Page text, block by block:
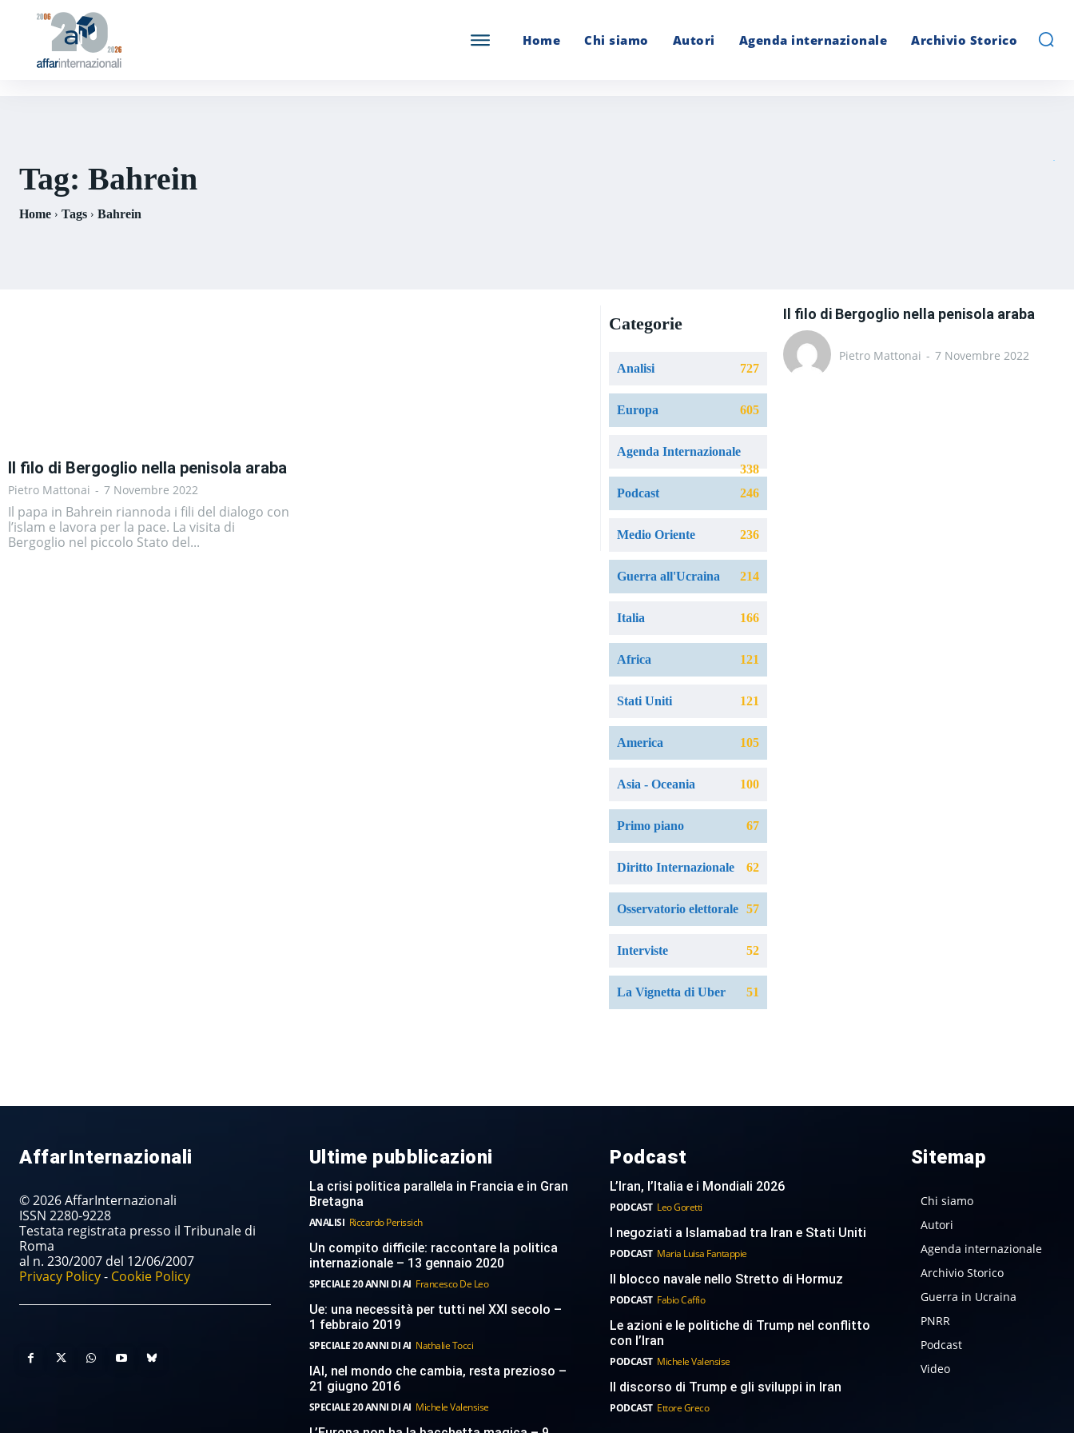
Home Chi siamo Autori Agenda internazionale Archivio Storico
Tag: Bahrein
Home Tags Bahrein
Il filo di Bergoglio nella penisola araba
Pietro Mattonai - 7 Novembre 2022
Il papa in Bahrein riannoda i fili del dialogo con
l’islam e lavora per la pace. La visita di
Bergoglio nel piccolo Stato del...
Categorie
Analisi 727
Europa 605
Agenda Internazionale
338
Podcast
246
Medio Oriente 236
Guerra all'Ucraina 214
Italia 166
Africa 121
Stati Uniti 121
America 105
Asia - Oceania 100
Primo piano 67
Diritto Internazionale 62
Osservatorio elettorale 57
Interviste 52
La Vignetta di Uber 51
Il filo di Bergoglio nella penisola araba
Pietro Mattonai - 7 Novembre 2022
AffarInternazionali
© 2026 AffarInternazionali
ISSN 2280-9228
Testata registrata presso il Tribunale di
Roma
al n. 230/2007 del 12/06/2007
Privacy Policy- Cookie Policy
Ultime pubblicazioni
La crisi politica parallela in Francia e in Gran
Bretagna
ANALISI Riccardo Perissich
Un compito difficile: raccontare la politica
internazionale – 13 gennaio 2020
SPECIALE 20 ANNI DI AI Francesco De Leo
Ue: una necessità per tutti nel XXI secolo –
1 febbraio 2019
SPECIALE 20 ANNI DI AI Nathalie Tocci
IAI, nel mondo che cambia, resta prezioso –
21 giugno 2016
SPECIALE 20 ANNI DI AI Michele Valensise
Podcast
L’Iran, l’Italia e i Mondiali 2026
PODCAST Leo Goretti
I negoziati a Islamabad tra Iran e Stati Uniti
PODCAST Maria Luisa Fantappie
Il blocco navale nello Stretto di Hormuz
PODCAST Fabio Caffio
Le azioni e le politiche di Trump nel conflitto
con l’Iran
PODCAST Michele Valensise
Il discorso di Trump e gli sviluppi in Iran
PODCAST Ettore Greco
Sitemap
Chi siamo
Autori
Agenda internazionale
Archivio Storico
Guerra in Ucraina
PNRR
Podcast
Video